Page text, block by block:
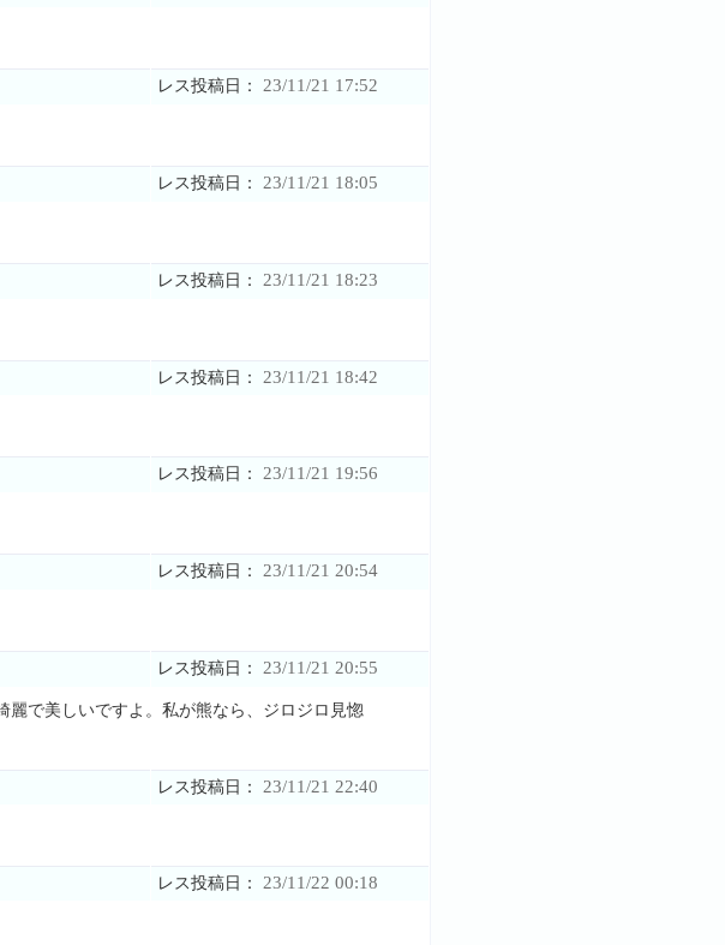
レス投稿日： 23/11/21 17:52
レス投稿日： 23/11/21 18:05
レス投稿日： 23/11/21 18:23
レス投稿日： 23/11/21 18:42
レス投稿日： 23/11/21 19:56
レス投稿日： 23/11/21 20:54
レス投稿日： 23/11/21 20:55
麗で美しいですよ。私が熊なら、ジロジロ見惚
レス投稿日： 23/11/21 22:40
レス投稿日： 23/11/22 00:18